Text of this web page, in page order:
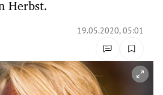
Herbst.
19.05.2020, 05:01